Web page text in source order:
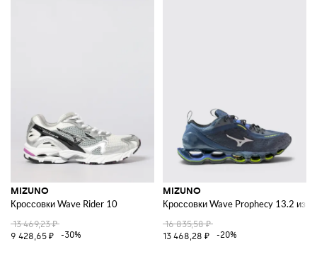
MIZUNO
Кроссовки Wave Rider 10
13 469,23 ₽
9 428,65 ₽
-30%
MIZUNO
Кроссовки Wave Prophecy 13.2 из
16 835,58 ₽
13 468,28 ₽
-20%